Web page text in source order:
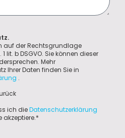
auf der Rechtsgrundlage
lit. b DSGVO. Sie können dieser
Mehr
Ihrer Daten finden Sie in
.
ich dieDatenschutzerklärung
akzeptiere.*